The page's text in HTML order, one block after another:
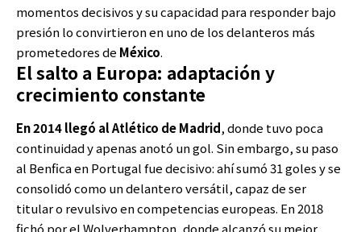
momentos decisivos y su capacidad para responder bajo
presión lo convirtieron en uno de los delanteros más
prometedores de México.
El salto a Europa: adaptación y
crecimiento constante
En 2014 llegó al Atlético de Madrid, donde tuvo poca
continuidad y apenas anotó un gol. Sin embargo, su paso
al Benfica en Portugal fue decisivo: ahí sumó 31 goles y se
consolidó como un delantero versátil, capaz de ser
titular o revulsivo en competencias europeas. En 2018
fichó por el Wolverhampton, donde alcanzó su mejor